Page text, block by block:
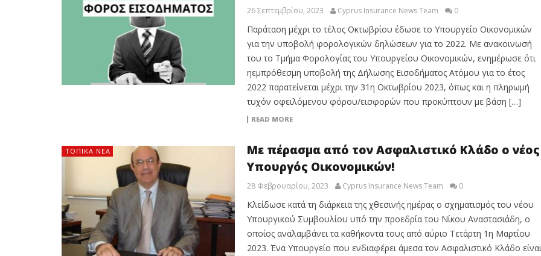
26 Σεπτεμβρίου, 2023 Cyprus Insurance News Team 0
Παράταση μέχρι το τέλος Οκτωβρίου έδωσε το Υπουργείο Οικονομικών
για την υποβολή φορολογικών δηλώσεων για το 2022. Με ανακοινωσή
του το Τμήμα Φορολογίας του Υπουργείου Οικονομικών, ενημέρωσε ότι
ηεμπρόθεσμη υποβολή της Δήλωσης Εισοδήματος Ατόμου για το έτος
2022 παρατείνεται μέχρι την 31η Οκτωβρίου 2023, όπως και η πληρωμή
τυχόν οφειλόμενου φόρου/εισφορών που προκύπτουν με βάση […]
READ MORE
ΤΟΠΙΚΑ ΝΕΑ
Με πέρασμα από τον Ασφαλιστικό Κλάδο ο νέος
Υπουργός Οικονομικών!
28 Φεβρουαρίου, 2023 Cyprus Insurance News Team 0
Κλείδωσε κατά τη διάρκεια της χθεσινής ημέρας ο σχηματισμός του νέου
Υπουργικού Συμβουλίου υπό την προεδρία του Νίκου Αναστασιάδη, ο
οποίος αναλαμβάνει τα καθήκοντα τους από αύριο Τετάρτη 1η Μαρτίου
2023. Ένα Υπουργείο που ενδιαφέρει άμεσα τον Ασφαλιστικό Κλάδο είναι